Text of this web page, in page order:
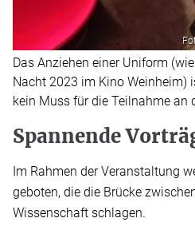
Das Anziehen einer Uniform
Nacht 2023 im Kino Weinheim)
kein Muss für die Teilnahme an
Spannende
Im Rahmen der Veranstaltung
geboten, die die Brücke
Wissenschaft schlagen.